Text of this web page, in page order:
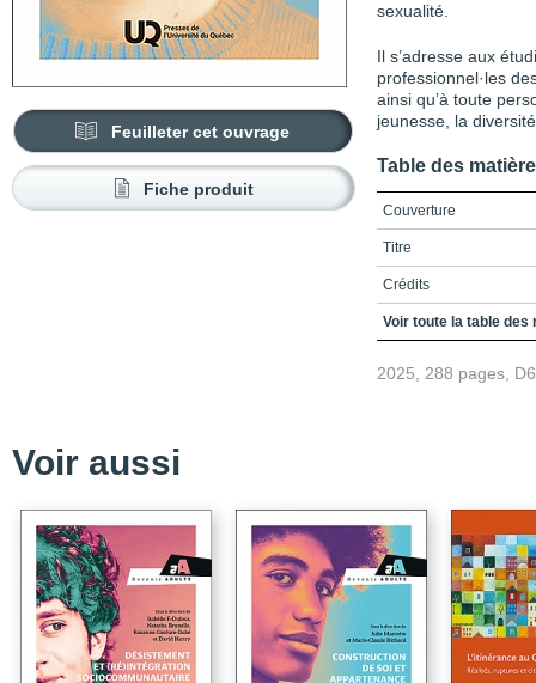
Feuilleter cet ouvrage
Fiche produit
sexualité.
Il s’adresse aux
professionnel·les
ainsi qu’à toute
jeunesse, la
Table des
Couverture
Titre
Crédits
Remerciements
Chapitre 1 / Entre
Conclusion
Références
Chapitre 2 / Être jeune
Conclusion
Voir toute la table des
2025, 288 pages,
Voir aussi